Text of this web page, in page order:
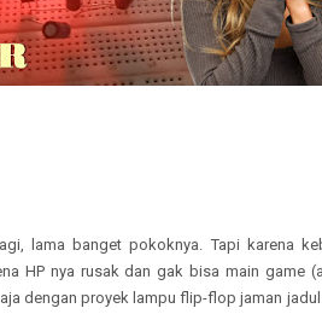
lama banget pokoknya. Tapi karena
HP nya rusak dan gak bisa main game
dengan proyek lampu flip-flop jaman